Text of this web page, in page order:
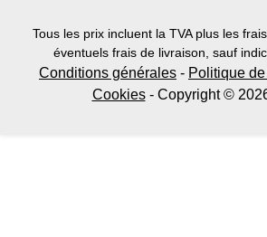
Tous les prix incluent la TVA plus les frais
éventuels frais de livraison, sauf
Conditions générales - Politique
Cookies- Copyright ©